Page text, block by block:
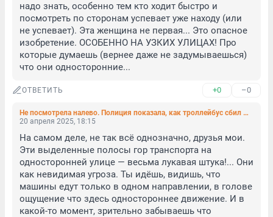
надо знать, особенно тем кто ходит быстро и
посмотреть по сторонам успевает уже находу (или
не успевает). Эта женщина не первая... Это опасное
изобретение. ОСОБЕННО НА УЗКИХ УЛИЦАХ! Про
которые думаешь (вернее даже не задумываешься)
что они односторонние...
ОТВЕТИТЬ +0 –0
Не посмотрела налево. Полиция показала, как троллейбус сбил женщину на Гороховой
20 апреля 2025, 18:15
На самом деле, не так всё однозначно, друзья мои.
Эти выделенные полосы гор транспорта на
односторонней улице — весьма лукавая штука!... Они
как невидимая угроза. Ты идёшь, видишь, что
машины едут только в одном направлении, в голове
ощущение что здесь одностороннее движение. И в
какой-то момент, зрительно забываешь что